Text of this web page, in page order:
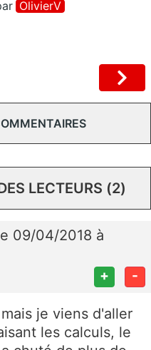
OlivierV
LECTEURS (2)
09/04/2018 à
+ -
je viens d'aller
les calculs, le